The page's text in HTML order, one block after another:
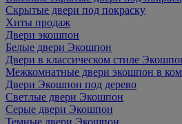
Скрытые двери под покраску
Хиты продаж
Двери экошпон
Белые двери Экошпон
Двери в классическом стиле
Межкомнатные двери экошпон в
Двери Экошпон под дерево
Светлые двери Экошпон
Серые двери Экошпон
Темные двери Экошпон